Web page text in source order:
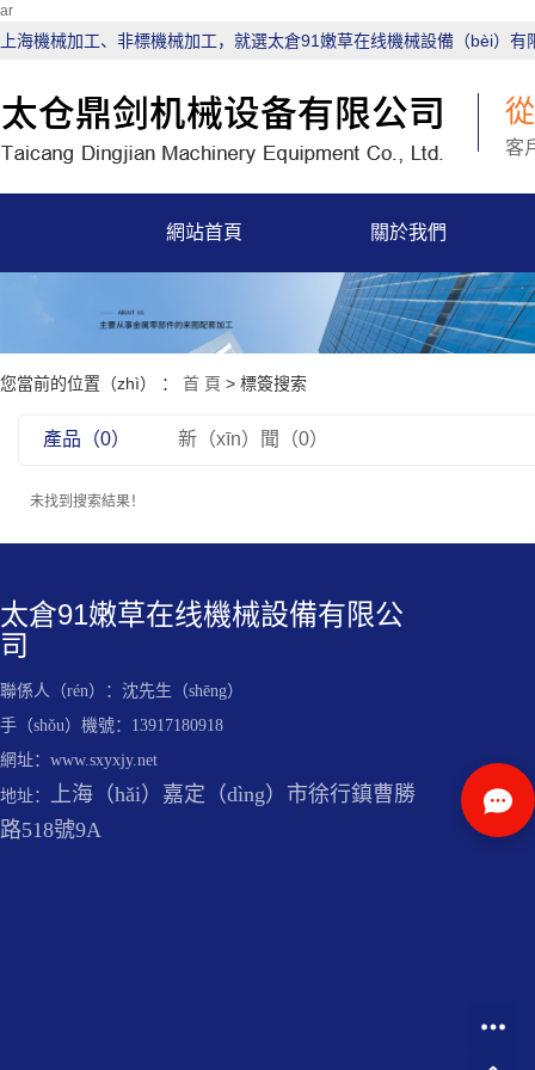
ar
上海機械加工、非標機械加工，就選太倉91嫩草在线機械設備（bèi）有
客
網站首頁 關於我們
您當前的位置（zhì） ： 首 頁 > 標簽搜索
產品（0） 新（xīn）聞（0）
未找到搜索結果！
太倉91嫩草在线機械設備有限公
司
聯係人（rén）：沈先生（shēng）
手（shǒu）機號：13917180918
網址：www.sxyxjy.net
地址： 上海（hǎi）嘉定（dìng）市徐行鎮曹勝
路518號9A